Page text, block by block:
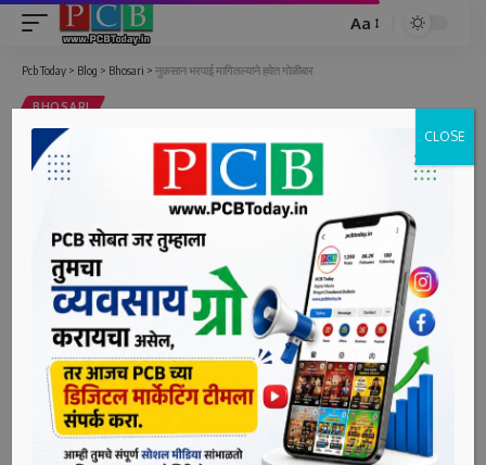
Font
Aa
Pcb Today > Blog > Bhosari > नुकसान भरपाई मागितल्याने हवेत गोळीबार
BHOSARI
नुकसान भरपाई मागितल्याने हवेत गोळीबार
Last updated: June 23, 2022 11:11 am
bpcauthor
1 Min Read
चाकण, दि. २३ (पीसीबी) – खेड तालुक्यातील नाणेकरवाडी येथे एकाने
किरकोळ कारणावरून वाद घालत हवेत गोळीबार केला. ही घटना
सोमवारी (दि. २०) सायंकाळी साडेसहा वाजता घडली.
अक्षय उर्फ ईश्वर गोविंदा पाटील (रा. नाणेकरवाडी, ता. खेड) असे गुन्हा
CLOSE